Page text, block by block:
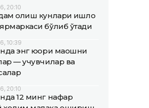
20:10
олиш кунлари қишлоқ
бўлиб ўтади
10:39
энг юқори маошни
— учувчилар ва
20:10
12 минг нафар